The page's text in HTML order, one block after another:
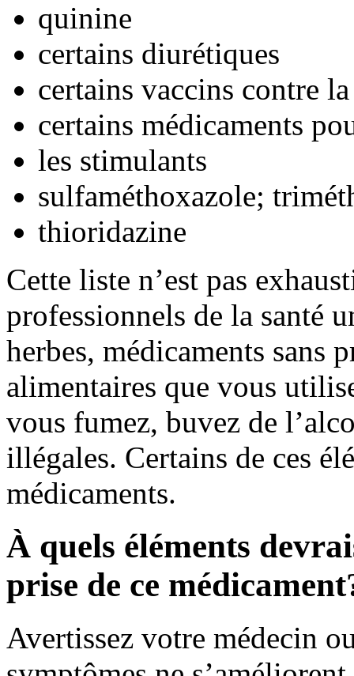
quinine
certains diurétiques
certains vaccins contre
certains médicaments
les stimulants
sulfaméthoxazole;
thioridazine
Cette liste n’est pas
professionnels de la santé
herbes, médicaments sans
alimentaires que vous
vous fumez, buvez de
illégales. Certains de ces
médicaments.
À quels éléments
prise de ce
Avertissez votre médecin